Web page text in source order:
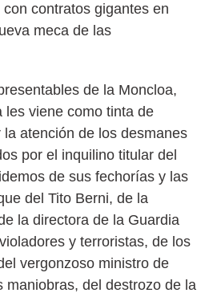
contratos gigantes en
meca de las
de la Moncloa,
les viene como tinta de
atención de los desmanes
por el inquilino titular del
de sus fechorías y las
del Tito Berni, de la
la directora de la Guardia
y terroristas, de los
vergonzoso ministro de
maniobras, del destrozo de la